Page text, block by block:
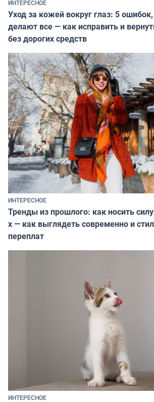
ИНТЕРЕСНОЕ
Уход за кожей вокруг глаз: 5
делают все — как исправить и
без дорогих средств
ИНТЕРЕСНОЕ
Тренды из прошлого: как носить
х — как выглядеть современно и
переплат
ИНТЕРЕСНОЕ